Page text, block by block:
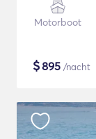
Motorboot
$895 /nacht